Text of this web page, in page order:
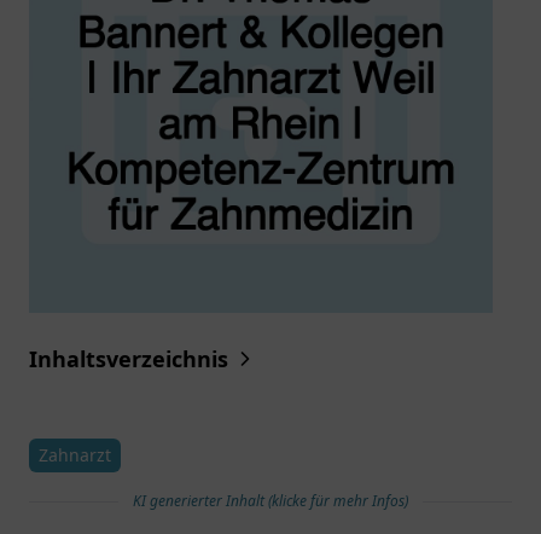
Inhaltsverzeichnis
Zahnarzt
KI generierter Inhalt (klicke für mehr Infos)